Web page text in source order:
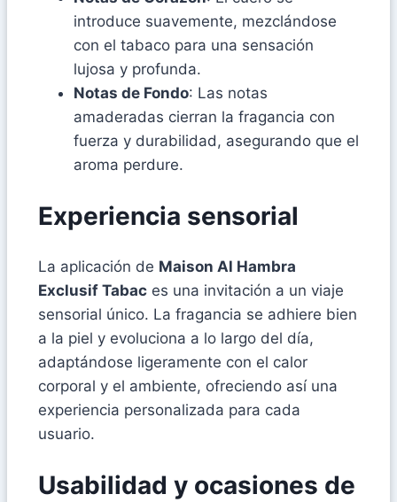
introduce suavemente, mezclándose
con el tabaco para una sensación
lujosa y profunda.
Notas de Fondo: Las notas
amaderadas cierran la fragancia con
fuerza y durabilidad, asegurando que el
aroma perdure.
Experiencia sensorial
La aplicación de Maison Al Hambra
Exclusif Tabac es una invitación a un viaje
sensorial único. La fragancia se adhiere bien
a la piel y evoluciona a lo largo del día,
adaptándose ligeramente con el calor
corporal y el ambiente, ofreciendo así una
experiencia personalizada para cada
usuario.
Usabilidad y ocasiones de